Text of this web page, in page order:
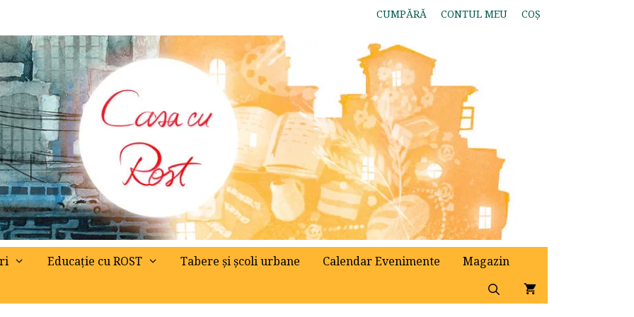
CUMPĂRĂ CONTUL MEU COȘ
Educație cu ROST Tabere și școli urbane Calendar Evenimente
Magazin